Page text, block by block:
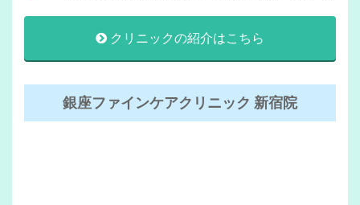
クリニックの紹介はこちら
銀座ファインケアクリニック 新宿院